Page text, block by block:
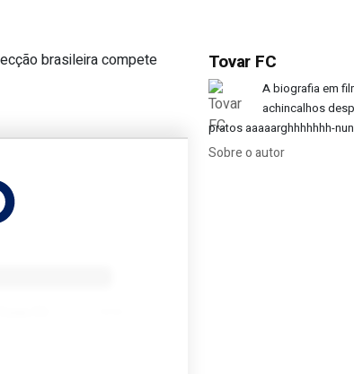
fase de grupos do Mundial?
brasileira compete
Tovar FC
A biografia em
achincalhos
pratos aaaaarghhhhhhh-
Sobre o autor